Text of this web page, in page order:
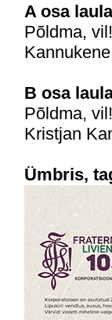
A osa
Põldma,
B osa
Põldma,
Kristjan
Ümbris,